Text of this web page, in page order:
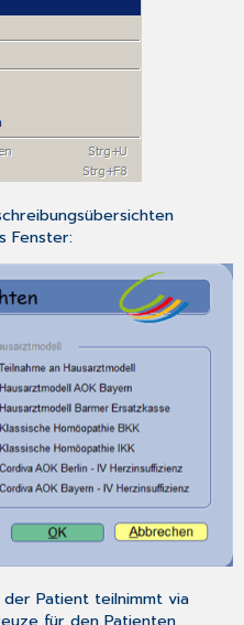
Fenster:
Patient teilnimmt via